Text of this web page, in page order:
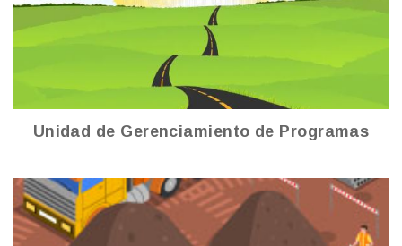
Ver más
Unidad de Gerenciamiento de Programas